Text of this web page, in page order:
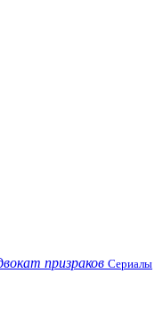
призраков Сериалы